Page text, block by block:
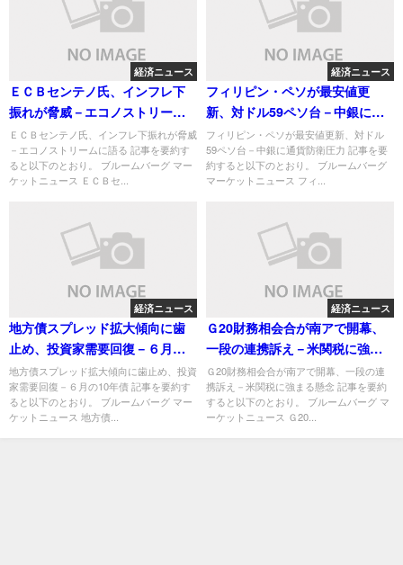
経済ニュース
ＥＣＢセンテノ氏、インフレ下
振れが脅威－エコノストリーム
に語る
ＥＣＢセンテノ氏、インフレ下振れが脅威
－エコノストリームに語る 記事を要約す
ると以下のとおり。 ブルームバーグ マー
ケットニュース ＥＣＢセ...
経済ニュース
フィリピン・ペソが最安値更
新、対ドル59ペソ台－中銀に通
貨防衛圧力
フィリピン・ペソが最安値更新、対ドル
59ペソ台－中銀に通貨防衛圧力 記事を要
約すると以下のとおり。 ブルームバーグ
マーケットニュース フィ...
経済ニュース
地方債スプレッド拡大傾向に歯
止め、投資家需要回復－６月の
10年債
地方債スプレッド拡大傾向に歯止め、投資
家需要回復－６月の10年債 記事を要約す
ると以下のとおり。 ブルームバーグ マー
ケットニュース 地方債...
経済ニュース
Ｇ20財務相会合が南アで開幕、
一段の連携訴え－米関税に強ま
る懸念
Ｇ20財務相会合が南アで開幕、一段の連
携訴え－米関税に強まる懸念 記事を要約
すると以下のとおり。 ブルームバーグ マ
ーケットニュース Ｇ20...